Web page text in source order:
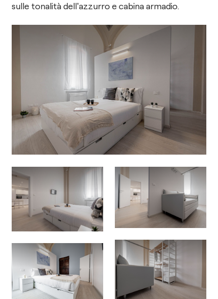
sulle tonalità dell'azzurro e cabina armadio.